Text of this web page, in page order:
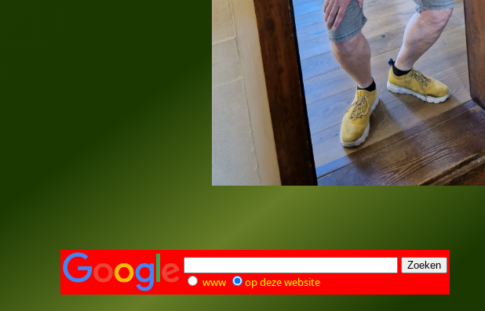
www op deze website